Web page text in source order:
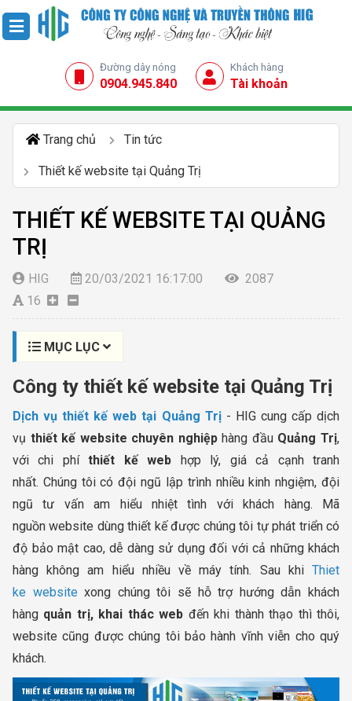
Đường dây nóng
0904.945.840
Khách hàng
Tài khoản
Trang chủ Tin tức
Thiết kế website tại Quảng Trị
THIẾT KẾ WEBSITE TẠI QUẢNG
TRỊ
HIG 20/03/2021 16:17:00
2087
16
MỤC LỤC
Công ty thiết kế website tại Quảng Trị
Dịch vụ thiết kế web tại Quảng Trị- HIG cung cấp dịch
vụ thiết kế website chuyên nghiệphàng đầu Quảng Trị,
với chi phíthiết kế web hợp lý, giá cả cạnh tranh
nhất. Chúng tôi có đội ngũ lập trình nhiều kinh nhgiệm, đội
ngũ tư vấn am hiểu nhiệt tình với khách hàng. Mã
nguồn website dùng thiết kế được chúng tôi tự phát triển có
độ bảo mật cao, dễ dàng sử dụng đối với cả những khách
hàng không am hiểu nhiều về máy tính. Sau khi Thiet
ke website xong chúng tôi sẽ hỗ trợ hướng dẫn khách
hàng quản trị, khai thác web đến khi thành thạo thì thôi,
website cũng được chúng tôi bảo hành vĩnh viễn cho quý
khách.